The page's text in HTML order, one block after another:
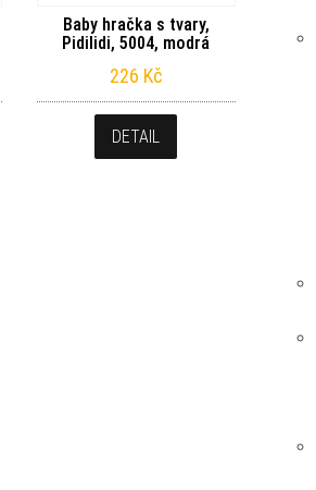
Baby hračka s tvary,
Pidilidi, 5004, modrá
226 Kč
DETAIL